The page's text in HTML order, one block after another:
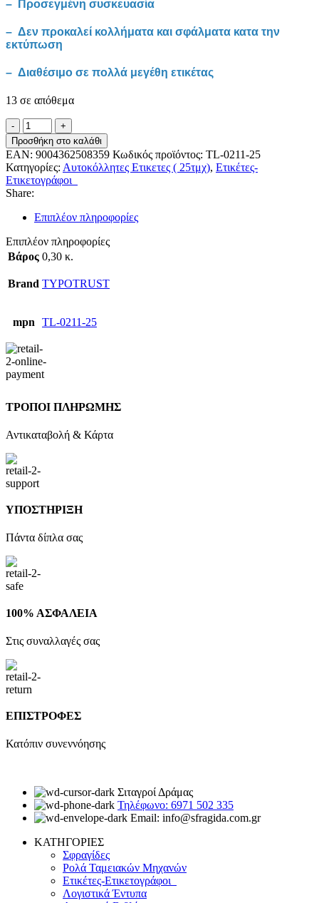
– Προσεγμένη συσκευασία
– Δεν προκαλεί κολλήματα και σφάλματα κατα την
εκτύπωση
– Διαθέσιμο σε πολλά μεγέθη ετικέτας
13 σε απόθεμα
Αυτοκόλλητες
ετικέτες
ΛΕΥΚΕΣ
TYPOTRUST
LABELS
Α4
(210X148.5mm)
25Φ.
(inkjet-
laser-
φωτοτυπικό)
ποσότητα
Προσθήκη στο καλάθι
EAN: 9004362508359 Κωδικός προϊόντος: TL-0211-25
Κατηγορίες: Αυτοκόλλητες Ετικετες ( 25τμχ), Ετικέτες-
Ετικετογράφοι
Share:
Επιπλέον πληροφορίες
Επιπλέον πληροφορίες
Βάρος 0,30 κ.
Brand TYPOTRUST
mpn TL-0211-25
ΤΡΟΠΟΙ ΠΛΗΡΩΜΗΣ
Αντικαταβολή & Κάρτα
ΥΠΟΣΤΗΡΙΞΗ
Πάντα δίπλα σας
100% ΑΣΦΑΛΕΙΑ
Στις συναλλαγές σας
ΕΠΙΣΤΡΟΦΕΣ
Κατόπιν συνεννόησης
Σιταγροί Δράμας
Τηλέφωνο: 6971 502 335
Email: info@sfragida.com.gr
ΚΑΤΗΓΟΡΙΕΣ
Σφραγίδες
Ρολά Ταμειακών Μηχανών
Ετικέτες-Ετικετογράφοι
Λογιστικά Έντυπα